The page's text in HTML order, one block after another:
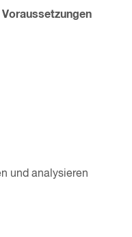
Voraussetzungen
und analysieren